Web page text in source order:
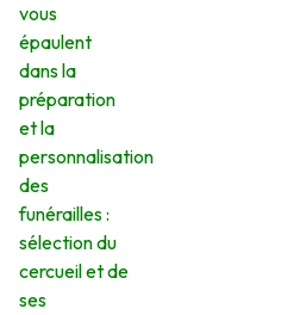
vous
épaulent
dans la
préparation
et la
personnalisation
des
funérailles :
sélection du
cercueil et de
ses